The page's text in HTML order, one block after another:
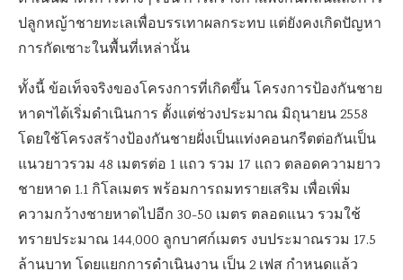
ปลูกหญ้าชายทะเลเพื่อบรรเทาผลกระทบ แต่ยังคงเกิดปัญหา
การกัดเซาะในพื้นที่เหล่านั้น
ทั้งนี้ ข้อเท็จจริงของโครงการที่เกิดขึ้น โครงการป้องกันชาย
หาดฯได้เริ่มดำเนินการ ตั้งแต่ช่วงประมาณ มิถุนายน 2558
โดยใช้โครงสร้างป้องกันชายฝั่งเป็นแท่งคอนกรีตต่อกันเป็น
แนวยาวรวม 48 เมตรต่อ 1 แถว รวม 17 แถว ตลอดความยาว
ชายหาด 1.1 กิโลเมตร พร้อมการถมทรายเสริม เพื่อเพิ่ม
ความกว้างชายหาดไปอีก 30-50 เมตร ตลอดแนว รวมใช้
ทรายประมาณ 144,000 ลูกบาศก์เมตร งบประมาณรวม 17.5
ล้านบาท โดยแยกการดำเนินงาน เป็น 2 เฟส กำหนดแล้ว